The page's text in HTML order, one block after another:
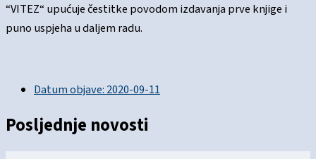
“VITEZ“ upućuje čestitke povodom izdavanja prve knjige i
puno uspjeha u daljem radu.
Datum objave:2020-09-11
Posljednje novosti